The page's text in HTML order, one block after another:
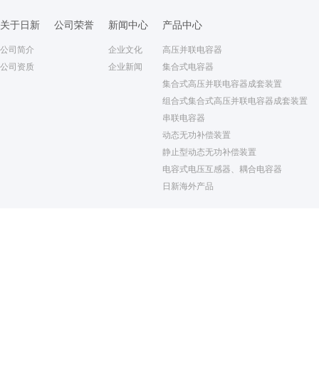
关于日新
公司简介
公司资质
公司荣誉 新闻中心
企业文化
企业新闻
产品中心
高压并联电容器
集合式电容器
集合式高压并联电容器成套装置
组合式集合式高压并联电容器成套装置
串联电容器
动态无功补偿装置
静止型动态无功补偿装置
电容式电压互感器、耦合电容器
日新海外产品